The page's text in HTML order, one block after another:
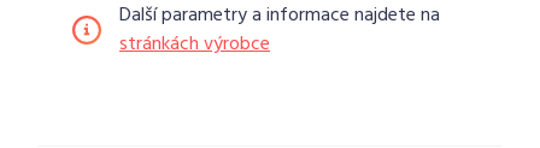
Další parametry a informace najdete na
stránkách výrobce